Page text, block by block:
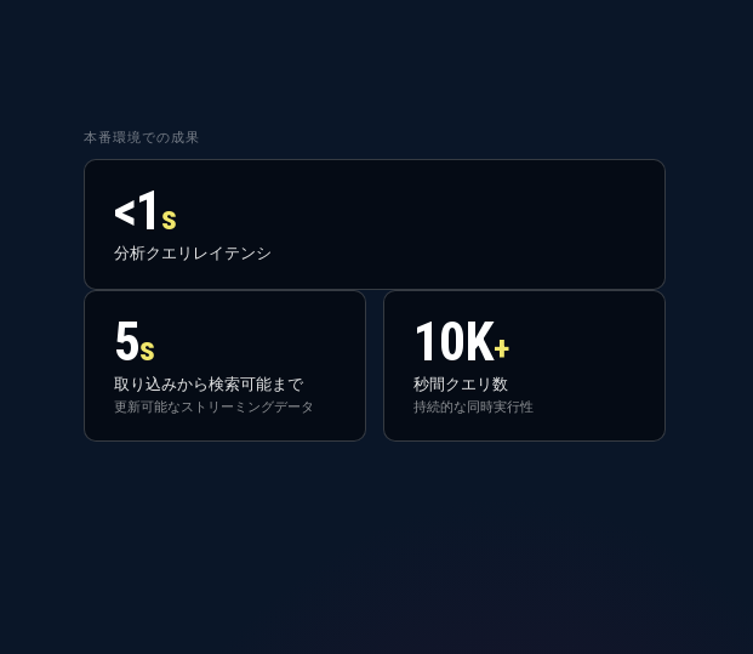
本番環境での成果
<1 s
分析クエリレイテンシ
5s
取り込みから検索可能まで
更新可能なストリーミングデータ
10K+
秒間クエリ数
持続的な同時実行性